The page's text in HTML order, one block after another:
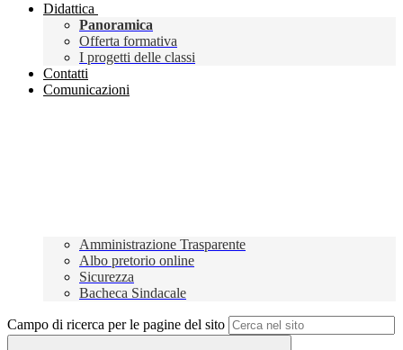
Didattica
Panoramica
Offerta formativa
I progetti delle classi
Contatti
Comunicazioni
Amministrazione Trasparente
Albo pretorio online
Sicurezza
Bacheca Sindacale
Campo di ricerca per le pagine del sito